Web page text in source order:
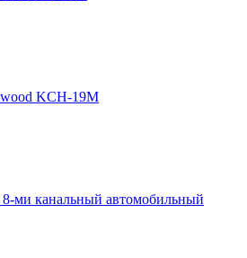
KCH-19M
ми канальный автомобильный